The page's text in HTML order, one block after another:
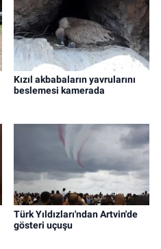
Kızıl akbabaların yavrularını
beslemesi kamerada
Türk Yıldızları'ndan Artvin'de
gösteri uçuşu